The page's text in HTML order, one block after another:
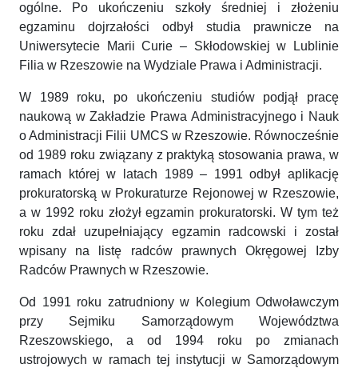
ogólne. Po ukończeniu szkoły średniej i złożeniu
egzaminu dojrzałości odbył studia prawnicze na
Uniwersytecie Marii Curie – Skłodowskiej w Lublinie
Filia w Rzeszowie na Wydziale Prawa i Administracji.
W 1989 roku, po ukończeniu studiów podjął pracę
naukową w Zakładzie Prawa Administracyjnego i Nauk
o Administracji Filii UMCS w Rzeszowie. Równocześnie
od 1989 roku związany z praktyką stosowania prawa, w
ramach której w latach 1989 – 1991 odbył aplikację
prokuratorską w Prokuraturze Rejonowej w Rzeszowie,
a w 1992 roku złożył egzamin prokuratorski. W tym też
roku zdał uzupełniający egzamin radcowski i został
wpisany na listę radców prawnych Okręgowej Izby
Radców Prawnych w Rzeszowie.
Od 1991 roku zatrudniony w Kolegium Odwoławczym
przy Sejmiku Samorządowym Województwa
Rzeszowskiego, a od 1994 roku po zmianach
ustrojowych w ramach tej instytucji w Samorządowym